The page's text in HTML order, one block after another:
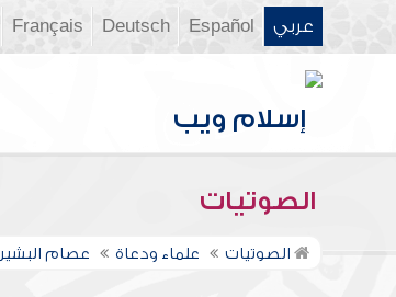
عربي Español
Deutsch
Français
الصوتيات
الصوتيات علماء ودعاة عصام البشير